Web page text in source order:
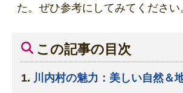
た。ぜひ参考にしてみてください
この記事の目次
川内村の魅力：美しい自然＆